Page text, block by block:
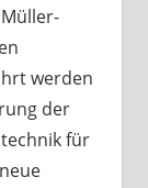
werden
der
für